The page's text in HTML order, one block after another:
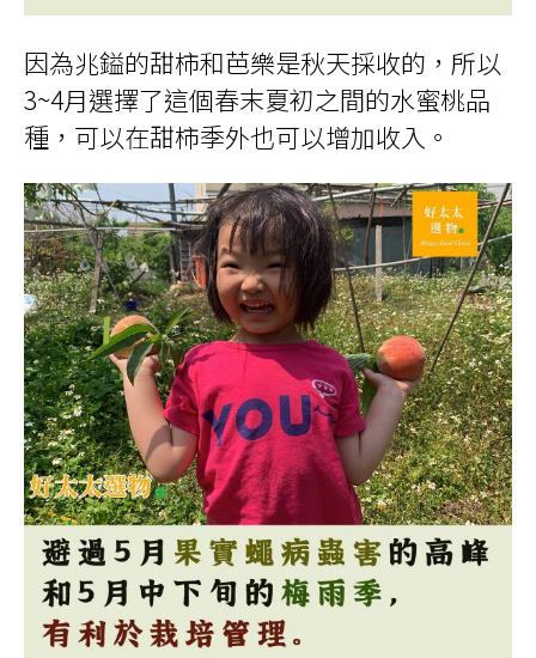
因為兆鎰的甜柿和芭樂是秋天採收的，所以
3~4月選擇了這個春末夏初之間的水蜜桃品
種，可以在甜柿季外也可以增加收入。